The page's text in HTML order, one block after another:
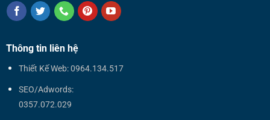
Thông tin liên hệ
Thiết Kế Web: 0964.134.517
SEO/Adwords:
0357.072.029